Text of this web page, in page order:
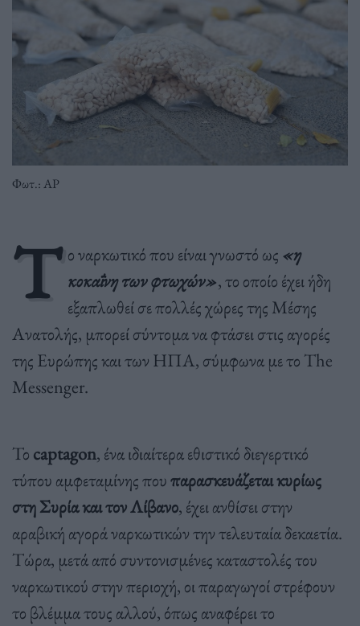
Φωτ.: AP
Τ ο ναρκωτικό που είναι γνωστό ως «η
κοκαΐνη των φτωχών», το οποίο έχει ήδη
εξαπλωθεί σε πολλές χώρες της Μέσης
Ανατολής, μπορεί σύντομα να φτάσει στις αγορές
της Ευρώπης και των ΗΠΑ, σύμφωνα με το The
Messenger.
Το captagon, ένα ιδιαίτερα εθιστικό διεγερτικό
τύπου αμφεταμίνης πουπαρασκευάζεται κυρίως
στη Συρία και τον Λίβανο, έχει ανθίσει στην
αραβική αγορά ναρκωτικών την τελευταία δεκαετία.
Τώρα, μετά από συντονισμένες καταστολές του
ναρκωτικού στην περιοχή, οι παραγωγοί στρέφουν
το βλέμμα τους αλλού, όπως αναφέρει το